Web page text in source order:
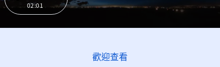
02:01
歡迎查看